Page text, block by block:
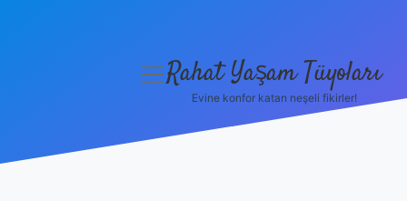
menüyü
Rahat Yaşam Tüyoları
Evine konfor katan neşeli fikirler!